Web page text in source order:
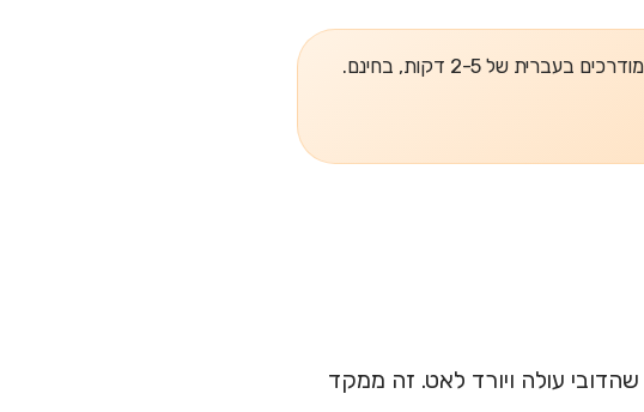
של 2-5 דקות, בחינם.
עולה ויורד לאט. זה ממקד